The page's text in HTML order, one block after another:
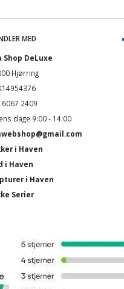
MED
Shop DeLuxe
Hjørring
2409
dage 9:00 - 14:00
i Haven
i Haven
i Haven
Serier